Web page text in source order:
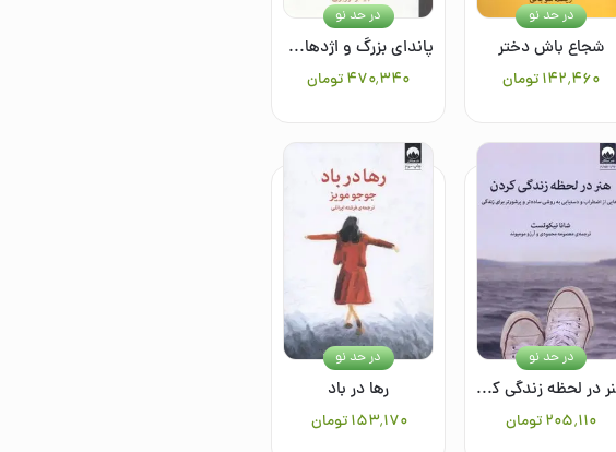
شجاع باش دختر
۱۴۲٬۴۶۰تومان
در حد نو
پاندای بزرگ و اژدهای کوچک
۴۷۰٬۳۴۰تومان
در حد نو
هنر در لحظه زندگی کردن: رهایی از اضطراب و دستیابی به روشی ساده‌تر و پرشورتر برای زندگی
۲۰۵٬۱۱۰تومان
در حد نو
رها در باد
۱۵۳٬۱۷۰ تومان
در حد نو